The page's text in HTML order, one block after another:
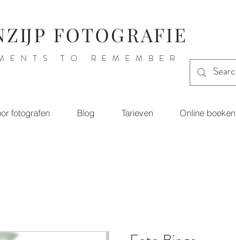
FOTOGRAFIE
TO REMEMBER
fotografen Blog Tarieven Online boeken